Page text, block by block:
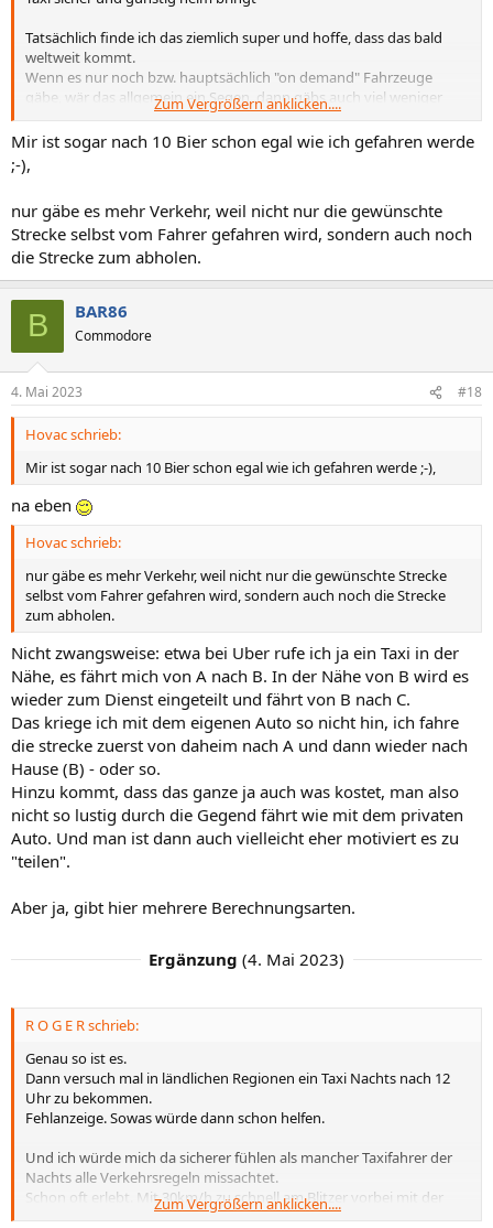
Tatsächlich finde ich das ziemlich super und hoffe, dass das bald
weltweit kommt.
Wenn es nur noch bzw. hauptsächlich "on demand" Fahrzeuge
gäbe, wär das allgemein ein Segen, dann gäbs auch viel weniger
rumstehende Autos, Verkehr
Zum Vergrößern anklicken....
Mir ist sogar nach 10 Bier schon egal wie ich gefahren werde
;-),
nur gäbe es mehr Verkehr, weil nicht nur die gewünschte
Strecke selbst vom Fahrer gefahren wird, sondern auch noch
die Strecke zum abholen.
B BAR86
Commodore
4. Mai 2023 #18
Hovac schrieb:
Mir ist sogar nach 10 Bier schon egal wie ich gefahren werde ;-),
na eben
Hovac schrieb:
nur gäbe es mehr Verkehr, weil nicht nur die gewünschte Strecke
selbst vom Fahrer gefahren wird, sondern auch noch die Strecke
zum abholen.
Nicht zwangsweise: etwa bei Uber rufe ich ja ein Taxi in der
Nähe, es fährt mich von A nach B. In der Nähe von B wird es
wieder zum Dienst eingeteilt und fährt von B nach C.
Das kriege ich mit dem eigenen Auto so nicht hin, ich fahre
die strecke zuerst von daheim nach A und dann wieder nach
Hause (B) - oder so.
Hinzu kommt, dass das ganze ja auch was kostet, man also
nicht so lustig durch die Gegend fährt wie mit dem privaten
Auto. Und man ist dann auch vielleicht eher motiviert es zu
"teilen".
Aber ja, gibt hier mehrere Berechnungsarten.
Ergänzung (4. Mai 2023)
R O G E R schrieb:
Genau so ist es.
Dann versuch mal in ländlichen Regionen ein Taxi Nachts nach 12
Uhr zu bekommen.
Fehlanzeige. Sowas würde dann schon helfen.
Und ich würde mich da sicherer fühlen als mancher Taxifahrer der
Nachts alle Verkehrsregeln missachtet.
Schon oft erlebt. Mit 30km/h zu schnell am Blitzer vorbei mit der
Aussage der ist eh tot.
Zum Vergrößern anklicken....